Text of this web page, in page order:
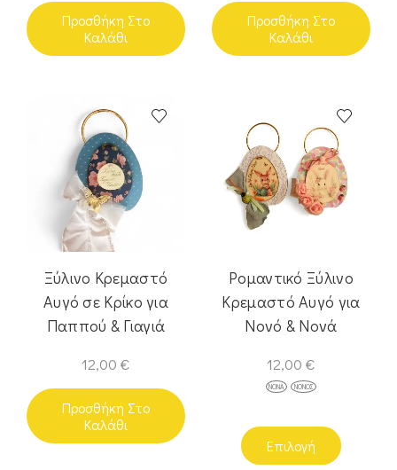
Προσθήκη Στο
Καλάθι
Προσθήκη Στο
Καλάθι
Ξύλινο Κρεμαστό
Αυγό σε Κρίκο για
Παππού & Γιαγιά
12,00 €
Προσθήκη Στο
Καλάθι
Ρομαντικό Ξύλινο
Κρεμαστό Αυγό για
Νονό & Νονά
12,00 €
ΝΟΝΆ ΝΟΝΌΣ
Επιλογή